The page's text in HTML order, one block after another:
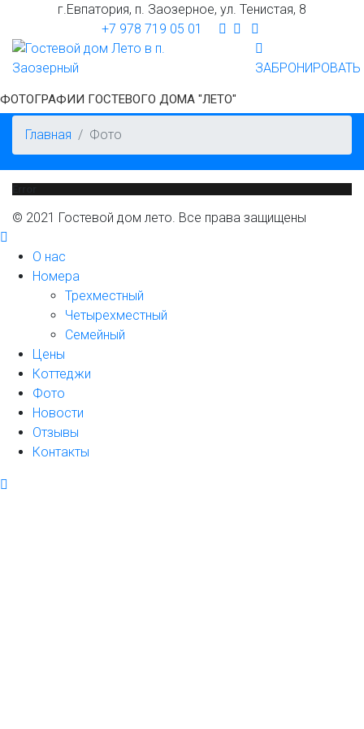
г.Евпатория, п. Заозерное, ул. Тенистая, 8
+7 978 719 05 01
ЗАБРОНИРОВАТЬ
ФОТОГРАФИИ ГОСТЕВОГО ДОМА "ЛЕТО"
Главная Фото
© 2021 Гостевой дом лето. Все права защищены
О нас
Номера
Трехместный
Четырехместный
Семейный
Цены
Коттеджи
Фото
Новости
Отзывы
Контакты